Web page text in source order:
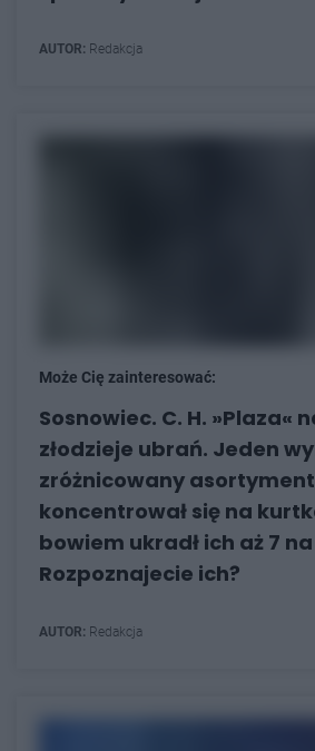
AUTOR: Redakcja
Może Cię zainteresować:
Sosnowiec. C. H. »Plaza«
złodzieje ubrań. Jeden
zróżnicowany
koncentrował się na
bowiem ukradł ich aż 7
Rozpoznajecie ich?
AUTOR: Redakcja